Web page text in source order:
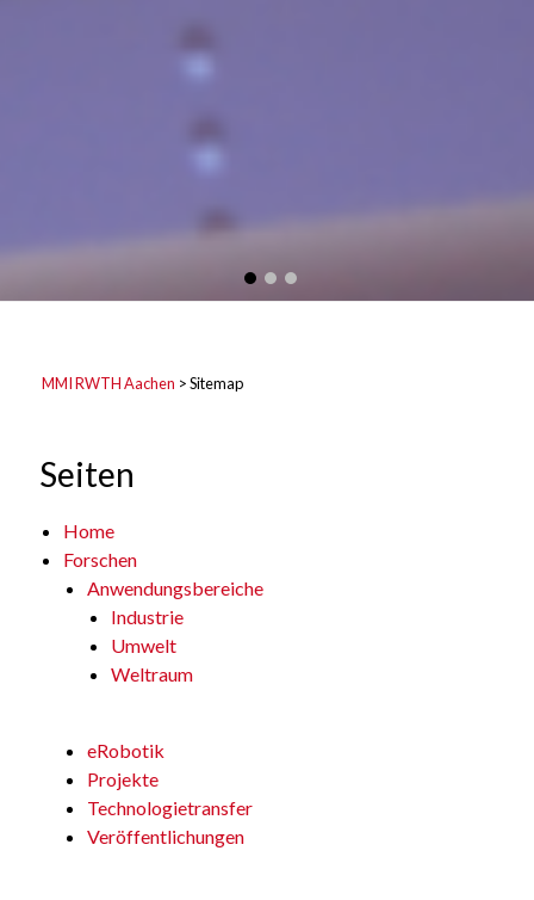
MMI RWTH Aachen >Sitemap
Seiten
Home
Forschen
Anwendungsbereiche
Industrie
Umwelt
Weltraum
eRobotik
Projekte
Technologietransfer
Veröffentlichungen